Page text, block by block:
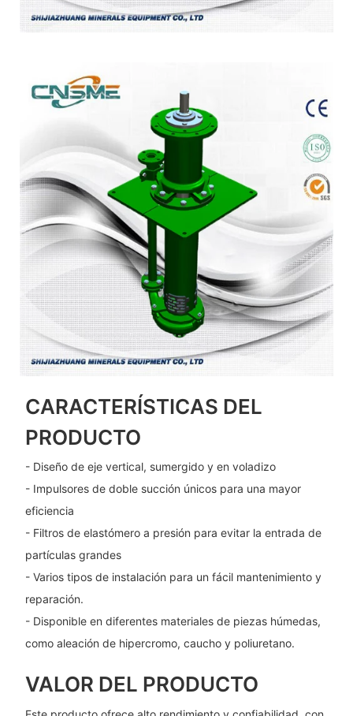
CARACTERÍSTICAS DEL
PRODUCTO
- Diseño de eje vertical, sumergido y en voladizo
- Impulsores de doble succión únicos para una mayor
eficiencia
- Filtros de elastómero a presión para evitar la entrada de
partículas grandes
- Varios tipos de instalación para un fácil mantenimiento y
reparación.
- Disponible en diferentes materiales de piezas húmedas,
como aleación de hipercromo, caucho y poliuretano.
VALOR DEL PRODUCTO